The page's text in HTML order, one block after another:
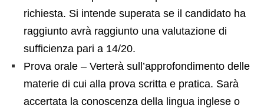
richiesta. Si intende superata se il candidato ha
raggiunto avrà raggiunto una valutazione di
sufficienza pari a 14/20.
Prova orale – Verterà sull’approfondimento delle
materie di cui alla prova scritta e pratica. Sarà
accertata la conoscenza della lingua inglese o